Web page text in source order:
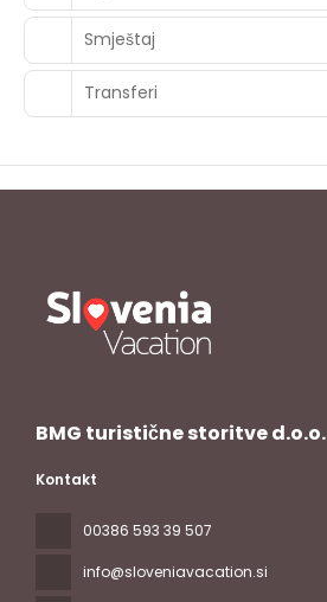
Smještaj
Transferi
BMG turistične storitve d.o.o.
Kontakt
00386 593 39 507
info@sloveniavacation.si